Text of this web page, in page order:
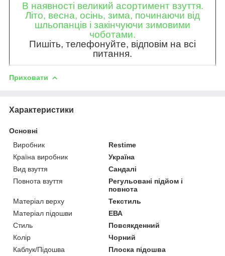
В наявності великий асортимент взуття.
Літо, весна, осінь, зима, починаючи від
шльопанців і закінчуючи зимовими
чоботами.
Пишіть, телефонуйте, відповім на всі
питання.
Приховати
Характеристики
Основні
Виробник
Restime
Країна виробник
Україна
Вид взуття
Сандалі
Повнота взуття
Регульовані підйом і
повнота
Матеріал верху
Текстиль
Матеріал підошви
ЕВА
Стиль
Повсякденний
Колір
Чорний
Каблук/Підошва
Плоска підошва